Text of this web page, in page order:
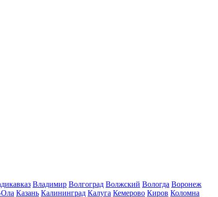
Владимир Волгоград Волжский Вологда Воронеж
Казань Калининград Калуга Кемерово Киров Коломна